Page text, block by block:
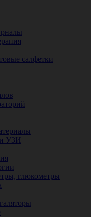
салфетки
УЗИ
глюкометры